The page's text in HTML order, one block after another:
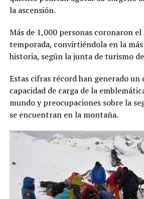
la ascensión.
Más de 1,000 personas coronaron el
temporada, convirtiéndola en la
historia, según la junta de turismo
Estas cifras récord han generado un
capacidad de carga de la
mundo y preocupaciones sobre la
se encuentran en la montaña.